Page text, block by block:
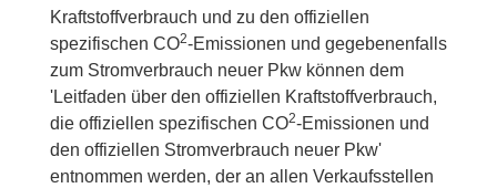
Kraftstoffverbrauch und zu den offiziellen
spezifischen CO2-Emissionen und gegebenenfalls
zum Stromverbrauch neuer Pkw können dem
'Leitfaden über den offiziellen Kraftstoffverbrauch,
die offiziellen spezifischen CO2-Emissionen und
den offiziellen Stromverbrauch neuer Pkw'
entnommen werden, der an allen Verkaufsstellen